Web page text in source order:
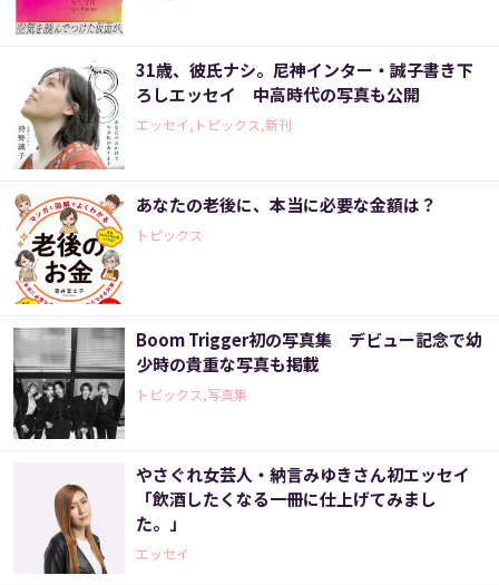
31歳、彼氏ナシ。尼神インター・誠子書き下
ろしエッセイ 中高時代の写真も公開
エッセイ,トピックス,新刊
あなたの老後に、本当に必要な金額は？
トピックス
Boom Trigger初の写真集 デビュー記念で幼
少時の貴重な写真も掲載
トピックス,写真集
やさぐれ女芸人・納言みゆきさん初エッセイ
「飲酒したくなる一冊に仕上げてみまし
た。」
エッセイ